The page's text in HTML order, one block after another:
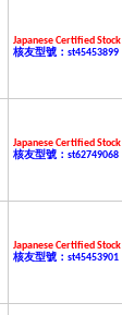
Japanese Certified Stock
核友型號：st45453899
Japanese Certified Stock
核友型號：st62749068
Japanese Certified Stock
核友型號：st45453901